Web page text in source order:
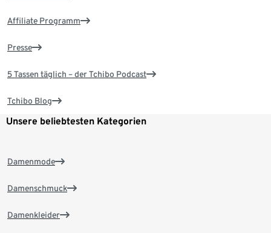
Affiliate Programm
Presse
5 Tassen täglich – der Tchibo Podcast
Tchibo Blog
Unsere beliebtesten Kategorien
Damenmode
Damenschmuck
Damenkleider